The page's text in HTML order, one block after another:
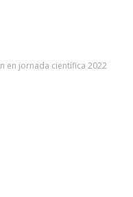
en jornada científica 2022